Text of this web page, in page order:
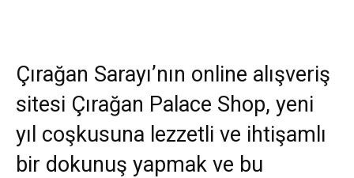
Çırağan Sarayı’nın online alışveriş
sitesi Çırağan Palace Shop, yeni
yıl coşkusuna lezzetli ve ihtişamlı
bir dokunuş yapmak ve bu